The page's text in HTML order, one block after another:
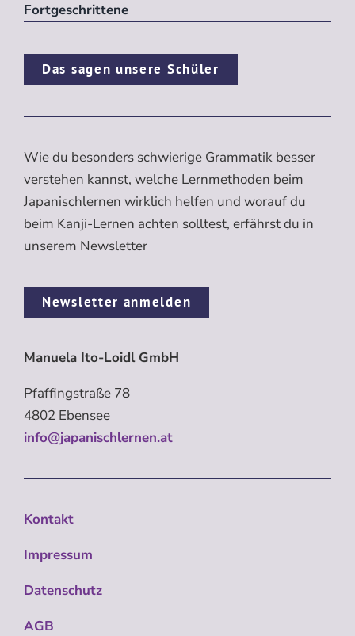
Fortgeschrittene
Das sagen unsere Schüler
Wie du besonders schwierige Grammatik besser
verstehen kannst, welche Lernmethoden beim
Japanischlernen wirklich helfen und worauf du
beim Kanji-Lernen achten solltest, erfährst du in
unserem Newsletter
Newsletter anmelden
Manuela Ito-Loidl GmbH
Pfaffingstraße 78
4802 Ebensee
info@japanischlernen.at
Kontakt
Impressum
Datenschutz
AGB